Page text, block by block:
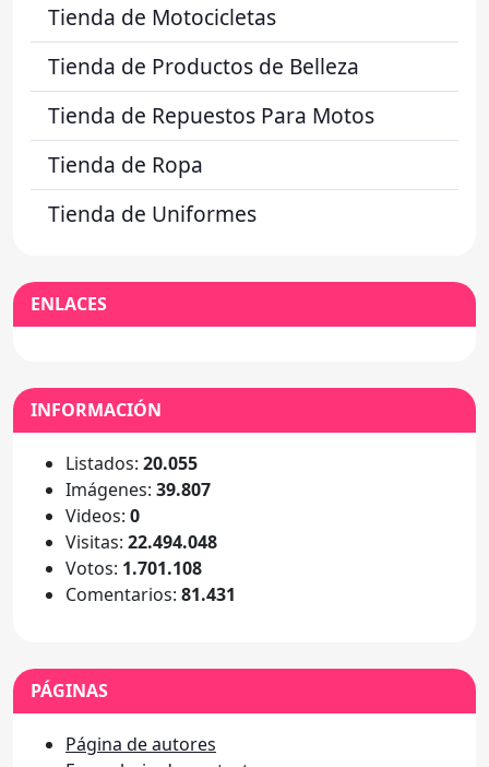
Tienda de Motocicletas
Tienda de Productos de Belleza
Tienda de Repuestos Para Motos
Tienda de Ropa
Tienda de Uniformes
ENLACES
INFORMACIÓN
Listados: 20.055
Imágenes: 39.807
Videos: 0
Visitas: 22.494.048
Votos: 1.701.108
Comentarios: 81.431
PÁGINAS
Página de autores